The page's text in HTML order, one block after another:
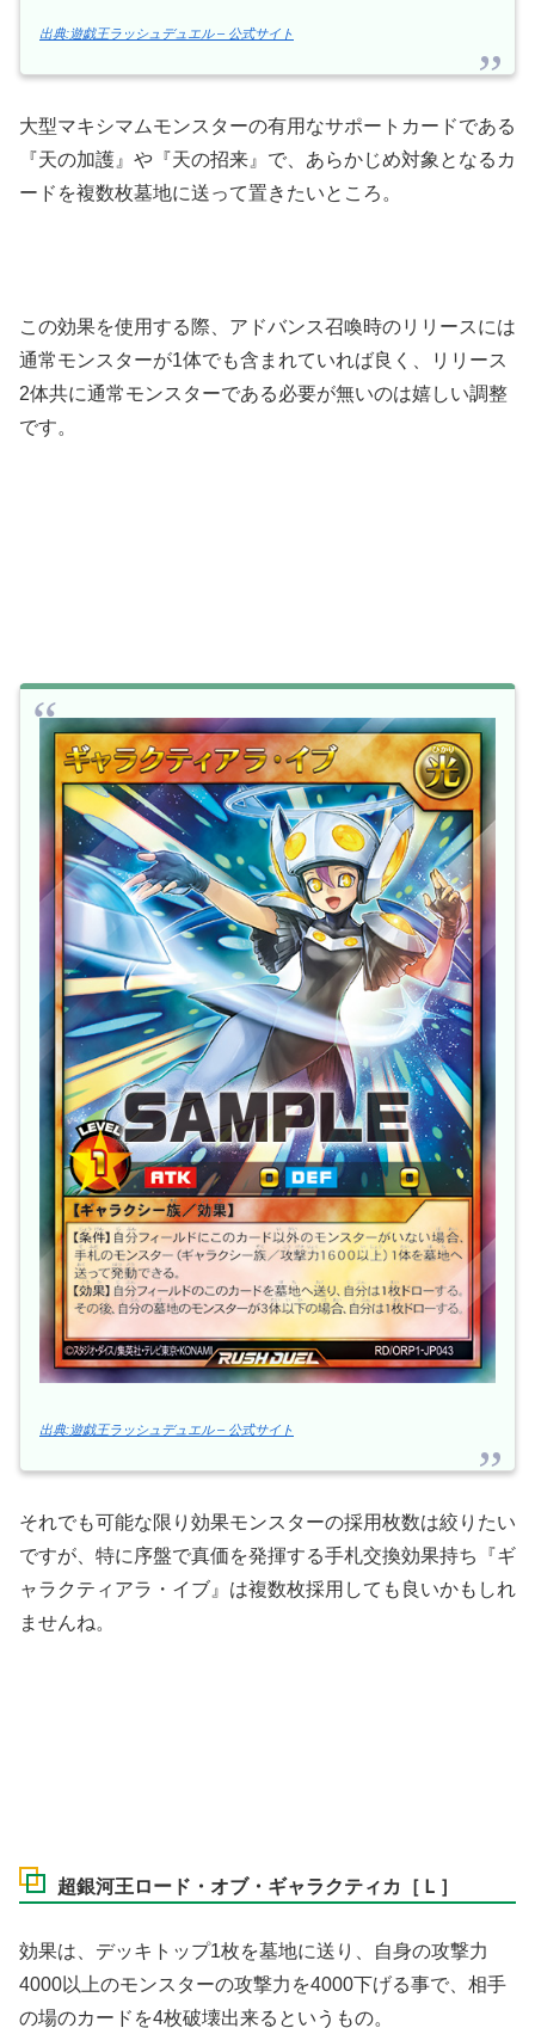
出典:遊戯王ラッシュデュエル – 公式サイト
大型マキシマムモンスターの有用なサポートカードである
『天の加護』や『天の招来』で、あらかじめ対象となるカ
ードを複数枚墓地に送って置きたいところ。
この効果を使用する際、アドバンス召喚時のリリースには
通常モンスターが1体でも含まれていれば良く、リリース
2体共に通常モンスターである必要が無いのは嬉しい調整
です。
出典:遊戯王ラッシュデュエル – 公式サイト
それでも可能な限り効果モンスターの採用枚数は絞りたい
ですが、特に序盤で真価を発揮する手札交換効果持ち『ギ
ャラクティアラ・イブ』は複数枚採用しても良いかもしれ
ませんね。
超銀河王ロード・オブ・ギャラクティカ［Ｌ］
効果は、デッキトップ1枚を墓地に送り、自身の攻撃力
4000以上のモンスターの攻撃力を4000下げる事で、相手
の場のカードを4枚破壊出来るというもの。